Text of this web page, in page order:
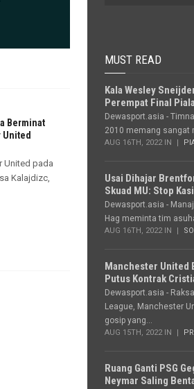
Berminat
United
United pada
Kalajdizc,
MUST READ
Kala Wesley
Perempat Final
Dewasport.asia -
2010 memang sangat
AUG 16TH, 2022 IN
Usai Dihajar
Skuad MU: Stop
Dewasport.asia -
Hag meminta tim
AUG 16TH, 2022 IN
Manchester United
Putus Kontrak
Dewasport.asia -
League, Manchester
gosip yang...
AUG 15TH, 2022 IN
Ruang Ganti PSG
Neymar Saling